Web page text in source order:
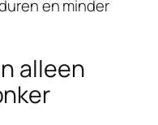
en minder
alleen